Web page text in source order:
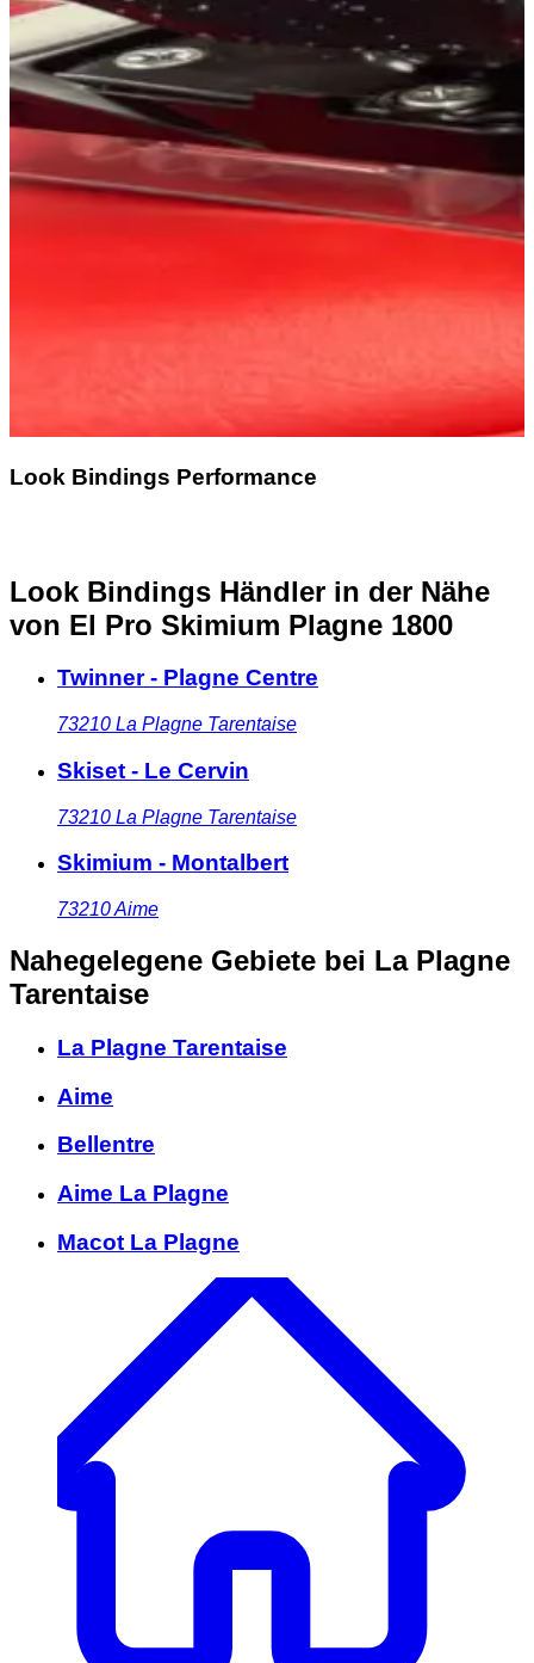
Look Bindings Performance
Look Bindings Händler in der Nähe
von El Pro Skimium Plagne 1800
Twinner - Plagne Centre
73210 La Plagne Tarentaise
Skiset - Le Cervin
73210 La Plagne Tarentaise
Skimium - Montalbert
73210Aime
Nahegelegene Gebiete bei La Plagne
Tarentaise
La Plagne Tarentaise
Aime
Bellentre
Aime La Plagne
Macot La Plagne